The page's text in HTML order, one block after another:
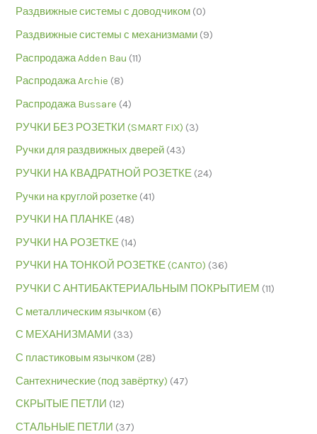
Раздвижные системы с доводчиком (0)
Раздвижные системы с механизмами (9)
Распродажа Adden Bau (11)
Распродажа Archie (8)
Распродажа Bussare (4)
РУЧКИ БЕЗ РОЗЕТКИ (SMART FIX) (3)
Ручки для раздвижных дверей (43)
РУЧКИ НА КВАДРАТНОЙ РОЗЕТКЕ (24)
Ручки на круглой розетке (41)
РУЧКИ НА ПЛАНКЕ (48)
РУЧКИ НА РОЗЕТКЕ (14)
РУЧКИ НА ТОНКОЙ РОЗЕТКЕ (CANTO) (36)
РУЧКИ С АНТИБАКТЕРИАЛЬНЫМ ПОКРЫТИЕМ (11)
С металлическим язычком (6)
С МЕХАНИЗМАМИ (33)
С пластиковым язычком (28)
Сантехнические (под завёртку) (47)
СКРЫТЫЕ ПЕТЛИ (12)
СТАЛЬНЫЕ ПЕТЛИ (37)